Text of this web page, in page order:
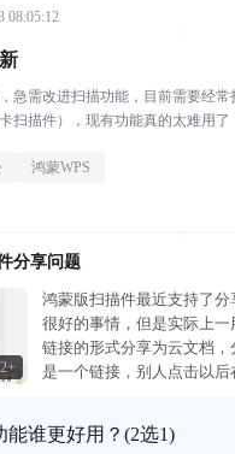
08:05:12
急需改进扫描功能，目前需要经
扫描件），现有功能真的太难用了
鸿蒙WPS
分享问题
2+
鸿蒙版扫描件最近支持了
很好的事情，但是实际上
链接的形式分享为云文档，
是一个链接，别人点击以
文件形...
能谁更好用？ (2选1)